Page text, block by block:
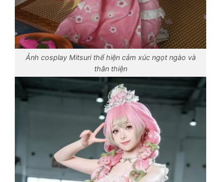
Ảnh cosplay Mitsuri thể hiện cảm xúc ngọt ngào và
thân thiện